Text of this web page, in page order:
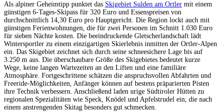
Als alpiner Geheimtipp punktet das Skigebiet Sulden am Ortler mit einem
günstigen 6-Tages-Skipass für 320 Euro und Essenspreisen von
durchschnittlich 14,30 Euro pro Hauptgericht. Die Region lockt auch mit
günstigen Ferienwohnungen, die für zwei Personen im Schnitt 1.030 Euro
für sieben Nächte kosten. Die beeindruckende Gletscherlandschaft lädt
Wintersportler zu einem einzigartigen Skierlebnis inmitten der Ortler-Alpen
ein. Das Skigebiet zeichnet sich durch seine schneesichere Lage bis auf
3.250 m aus. Die überschaubare Größe des Skigebietes bedeutet kurze
Wege, keine langen Wartezeiten an den Liften und eine familiäre
Atmosphäre. Fortgeschrittene schätzen die anspruchsvollen Abfahrten und
Freeride-Möglichkeiten, Anfänger können auf bestens präparierten Pisten
ihre Technik verbessern. Anschließend laden urige Südtiroler Hütten zu
regionalen Spezialitäten wie Speck, Knödel und Apfelstrudel ein, die nach
einem anstrengenden Skitag besonders gut schmecken.